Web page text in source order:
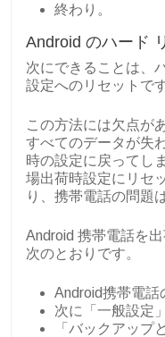
終わり。
Android のハード
次にできることは、
設定へのリセットで
この方法には欠点が
すべてのデータが失
時の設定に戻ってし
場出荷時設定にリセ
り、携帯電話の問題
Android 携帯電話を
次のとおりです。
Android携帯電話
次に「一般設定
「バックアップ